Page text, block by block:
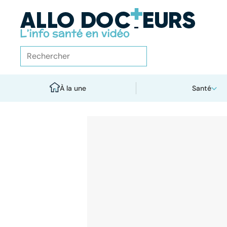
À la une Santé